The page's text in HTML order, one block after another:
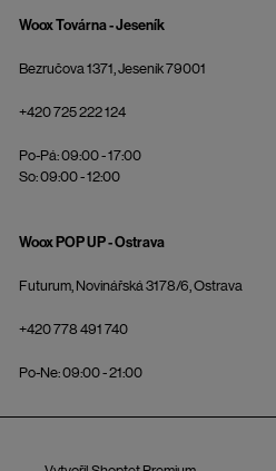
Woox Továrna - Jeseník
Bezručova 1371, Jeseník 79001
+420 725 222 124
Po-Pá: 09:00 - 17:00
So: 09:00 - 12:00
Woox POP UP - Ostrava
Futurum, Novinářská 3178/6, Ostrava
+420 778 491 740
Po-Ne: 09:00 - 21:00